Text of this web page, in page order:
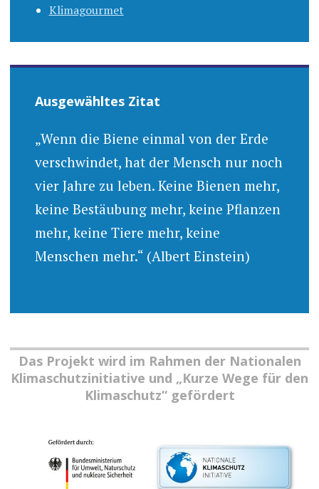
Klimagourmet
Ausgewähltes Zitat
„Wenn die Biene einmal von der Erde
verschwindet, hat der Mensch nur noch
vier Jahre zu leben. Keine Bienen mehr,
keine Bestäubung mehr, keine Pflanzen
mehr, keine Tiere mehr, keine
Menschen mehr.“ (Albert Einstein)
Das Projekt wird im Rahmen der Nationalen
Klimaschutzinitiative und „Kurze Wege für den
Klimaschutz“ gefördert